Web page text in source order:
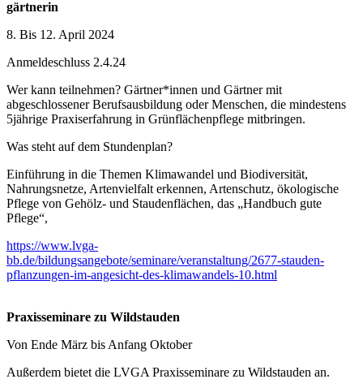
gärtnerin
8. Bis 12. April 2024
Anmeldeschluss 2.4.24
Wer kann teilnehmen? Gärtner*innen und Gärtner mit
abgeschlossener Berufsausbildung oder Menschen, die mindestens
5jährige Praxiserfahrung in Grünflächenpflege mitbringen.
Was steht auf dem Stundenplan?
Einführung in die Themen Klimawandel und Biodiversität,
Nahrungsnetze, Artenvielfalt erkennen, Artenschutz, ökologische
Pflege von Gehölz- und Staudenflächen, das „Handbuch gute
Pflege“,
https://www.lvga-
bb.de/bildungsangebote/seminare/veranstaltung/2677-stauden-
pflanzungen-im-angesicht-des-klimawandels-10.html
Praxisseminare zu Wildstauden
Von Ende März bis Anfang Oktober
Außerdem bietet die LVGA Praxisseminare zu Wildstauden an.